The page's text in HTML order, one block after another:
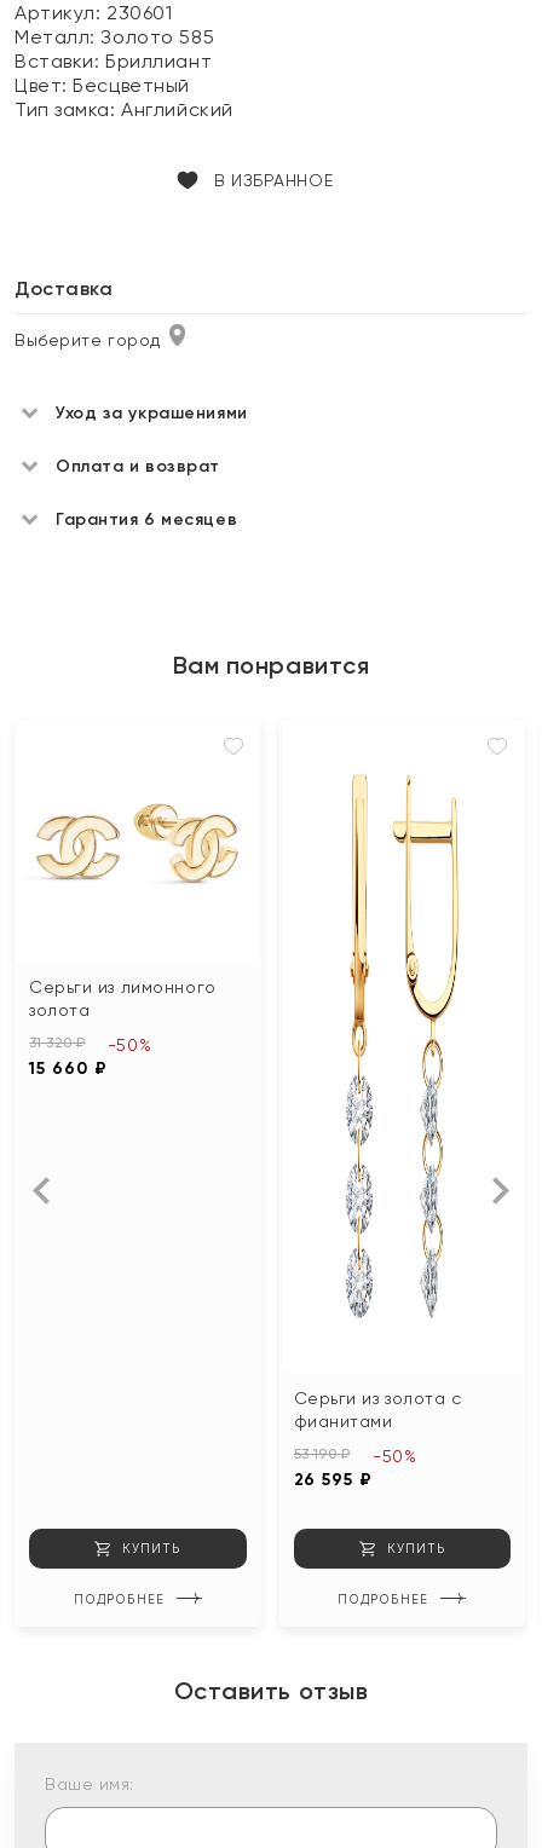
Артикул: 230601
Металл:Золото 585
Вставки:Бриллиант
Цвет:Бесцветный
Тип замка:Английский
В ИЗБРАННОЕ
Доставка
Выберите город
Уход за украшениями
Оплата и возврат
Гарантия 6 месяцев
Вам понравится
Серьги из лимонного
золота
31 320 ₽
15 660 ₽
-50%
КУПИТЬ
ПОДРОБНЕЕ
Серьги из золота с
фианитами
53 190 ₽
26 595 ₽
-50%
КУПИТЬ
ПОДРОБНЕЕ
Оставить отзыв
Ваше имя: